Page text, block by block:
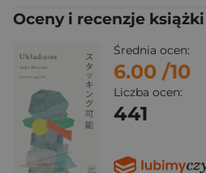
Oceny i recenzje książki
Średnia ocen:
6.00 /10
Liczba ocen:
441